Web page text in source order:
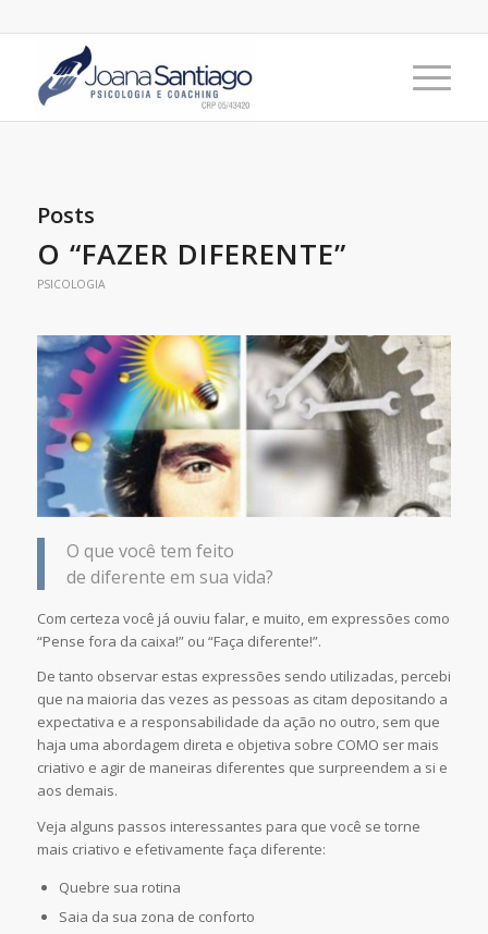
Posts
O “FAZER DIFERENTE”
PSICOLOGIA
O que você tem feito
de diferente em sua vida?
Com certeza você já ouviu falar, e muito, em expressões como
“Pense fora da caixa!” ou “Faça diferente!”.
De tanto observar estas expressões sendo utilizadas, percebi
que na maioria das vezes as pessoas as citam depositando a
expectativa e a responsabilidade da ação no outro, sem que
haja uma abordagem direta e objetiva sobre COMO ser mais
criativo e agir de maneiras diferentes que surpreendem a si e
aos demais.
Veja alguns passos interessantes para que você se torne
mais criativo e efetivamente faça diferente:
Quebre sua rotina
Saia da sua zona de conforto